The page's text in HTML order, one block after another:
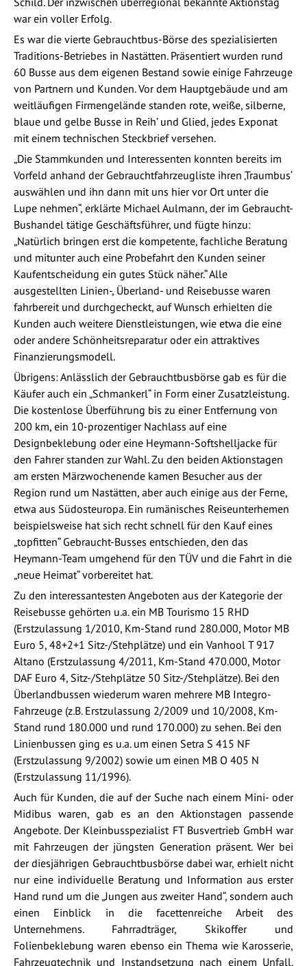
war ein voller Erfolg.
Es war die vierte Gebrauchtbus-Börse des spezialisierten
Traditions-Betriebes in Nastätten. Präsentiert wurden rund
60 Busse aus dem eigenen Bestand sowie einige Fahrzeuge
von Partnern und Kunden. Vor dem Hauptgebäude und am
weitläufigen Firmengelände standen rote, weiße, silberne,
blaue und gelbe Busse in Reih’ und Glied, jedes Exponat
mit einem technischen Steckbrief versehen.
„Die Stammkunden und Interessenten konnten bereits im
Vorfeld anhand der Gebrauchtfahrzeugliste ihren ‚Traumbus‘
auswählen und ihn dann mit uns hier vor Ort unter die
Lupe nehmen“, erklärte Michael Aulmann, der im Gebraucht-
Bushandel tätige Geschäftsführer, und fügte hinzu:
„Natürlich bringen erst die kompetente, fachliche Beratung
und mitunter auch eine Probefahrt den Kunden seiner
Kaufentscheidung ein gutes Stück näher.“ Alle
ausgestellten Linien-, Überland- und Reisebusse waren
fahrbereit und durchgecheckt, auf Wunsch erhielten die
Kunden auch weitere Dienstleistungen, wie etwa die eine
oder andere Schönheitsreparatur oder ein attraktives
Finanzierungsmodell.
Übrigens: Anlässlich der Gebrauchtbusbörse gab es für die
Käufer auch ein „Schmankerl“ in Form einer Zusatzleistung.
Die kostenlose Überführung bis zu einer Entfernung von
200 km, ein 10-prozentiger Nachlass auf eine
Designbeklebung oder eine Heymann-Softshelljacke für
den Fahrer standen zur Wahl. Zu den beiden Aktionstagen
am ersten Märzwochenende kamen Besucher aus der
Region rund um Nastätten, aber auch einige aus der Ferne,
etwa aus Südosteuropa. Ein rumänisches Reiseunterhemen
beispielsweise hat sich recht schnell für den Kauf eines
„topfitten“ Gebraucht-Busses entschieden, den das
Heymann-Team umgehend für den TÜV und die Fahrt in die
„neue Heimat“ vorbereitet hat.
Zu den interessantesten Angeboten aus der Kategorie der
Reisebusse gehörten u.a. ein MB Tourismo 15 RHD
(Erstzulassung 1/2010, Km-Stand rund 280.000, Motor MB
Euro 5, 48+2+1 Sitz-/Stehplätze) und ein Vanhool T 917
Altano (Erstzulassung 4/2011, Km-Stand 470.000, Motor
DAF Euro 4, Sitz-/Stehplätze 50 Sitz-/Stehplätze). Bei den
Überlandbussen wiederum waren mehrere MB Integro-
Fahrzeuge (z.B. Erstzulassung 2/2009 und 10/2008, Km-
Stand rund 180.000 und rund 170.000) zu sehen. Bei den
Linienbussen ging es u.a. um einen Setra S 415 NF
(Erstzulassung 9/2002) sowie um einen MB O 405 N
(Erstzulassung 11/1996).
Auch für Kunden, die auf der Suche nach einem Mini- oder
Midibus waren, gab es an den Aktionstagen passende
Angebote. Der Kleinbusspezialist FT Busvertrieb GmbH war
mit Fahrzeugen der jüngsten Generation präsent. Wer bei
der diesjährigen Gebrauchtbusbörse dabei war, erhielt nicht
nur eine individuelle Beratung und Information aus erster
Hand rund um die „Jungen aus zweiter Hand“, sondern auch
einen Einblick in die facettenreiche Arbeit des
Unternehmens. Fahrradträger, Skikoffer und
Folienbeklebung waren ebenso ein Thema wie Karosserie,
Fahrzeugtechnik und Instandsetzung nach einem Unfall.